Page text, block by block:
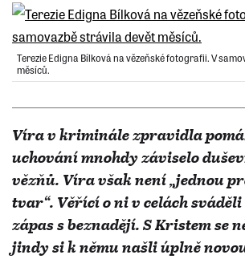
Terezie Edigna Bílková na vězeňské fotografii. V
měsíců.
Víra v kriminále zpravidla
uchování mnohdy záviselo
vězňů. Víra však není „jednou
tvar“. Věřící o ni v celách
zápas s beznadějí. S Kristem se
jindy si k němu našli úplně